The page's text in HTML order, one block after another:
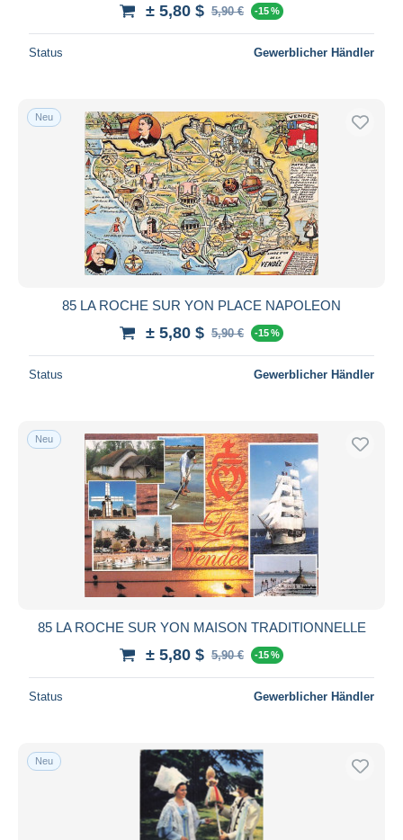
± 5,80 $ 5,90 € -15 %
Status Gewerblicher Händler
Neu
85 LA ROCHE SUR YON PLACE NAPOLEON
± 5,80 $ 5,90 € -15 %
Status Gewerblicher Händler
Neu
85 LA ROCHE SUR YON MAISON TRADITIONNELLE
± 5,80 $ 5,90 € -15 %
Status Gewerblicher Händler
Neu